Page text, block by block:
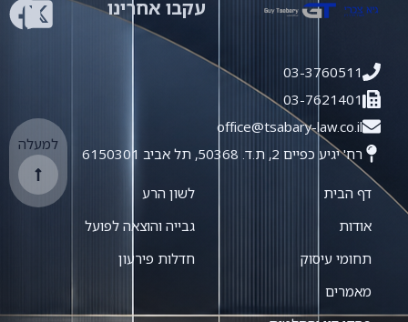
עקבו אחרינו
03-3760511
03-7621401
office@tsabary-law.co.il
רח' יגיע כפיים 2, ת.ד. 50368, תל אביב 6150301
דף הבית
אודות
תחומי עיסוק
מאמרים
לשון הרע
גבייה והוצאה לפועל
חדלות פירעון
למעלה